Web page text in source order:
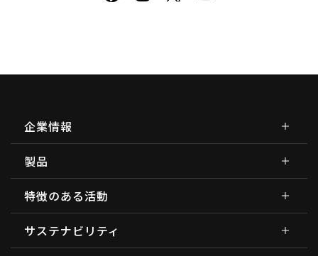
企業情報
製品
特徴のある活動
サステナビリティ